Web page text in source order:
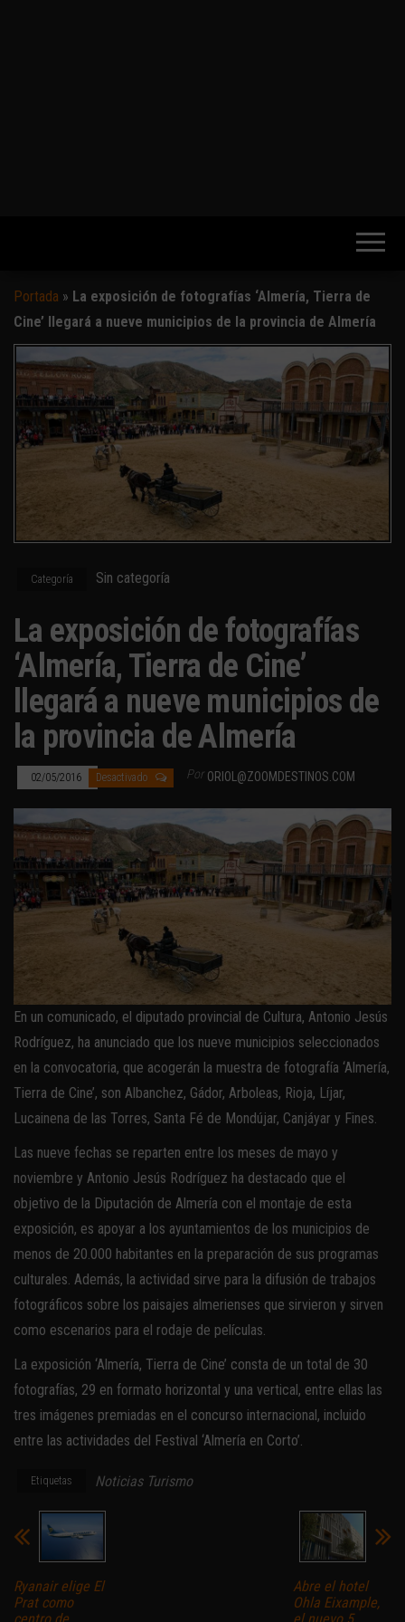
Portada » La exposición de fotografías ‘Almería, Tierra de
Cine’ llegará a nueve municipios de la provincia de Almería
Categoría Sin categoría
La exposición de fotografías
‘Almería, Tierra de Cine’
llegará a nueve municipios de
la provincia de Almería
02/05/2016 Desactivado Por ORIOL@ZOOMDESTINOS.COM
En un comunicado, el diputado provincial de Cultura, Antonio Jesús
Rodríguez, ha anunciado que los nueve municipios seleccionados
en la convocatoria, que acogerán la muestra de fotografía ‘Almería,
Tierra de Cine’, son Albanchez, Gádor, Arboleas, Rioja, Líjar,
Lucainena de las Torres, Santa Fé de Mondújar, Canjáyar y Fines.
Las nueve fechas se reparten entre los meses de mayo y
noviembre y Antonio Jesús Rodríguez ha destacado que el
objetivo de la Diputación de Almería con el montaje de esta
exposición, es apoyar a los ayuntamientos de los municipios de
menos de 20.000 habitantes en la preparación de sus programas
culturales. Además, la actividad sirve para la difusión de trabajos
fotográficos sobre los paisajes almerienses que sirvieron y sirven
como escenarios para el rodaje de películas.
La exposición ‘Almería, Tierra de Cine’ consta de un total de 30
fotografías, 29 en formato horizontal y una vertical, entre ellas las
tres imágenes premiadas en el concurso internacional, incluido
entre las actividades del Festival ‘Almería en Corto’.
Etiquetas Noticias Turismo
Ryanair elige El
Prat como
Abre el hotel
Ohla Eixample,